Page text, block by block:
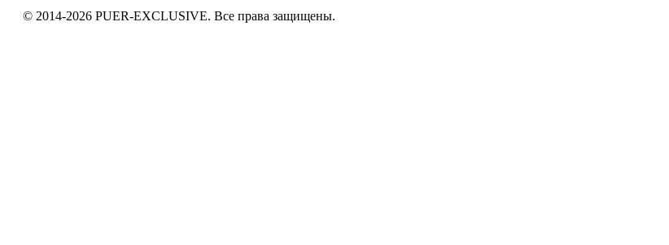
© 2014-2026 PUER-EXCLUSIVE. Все права защищены.